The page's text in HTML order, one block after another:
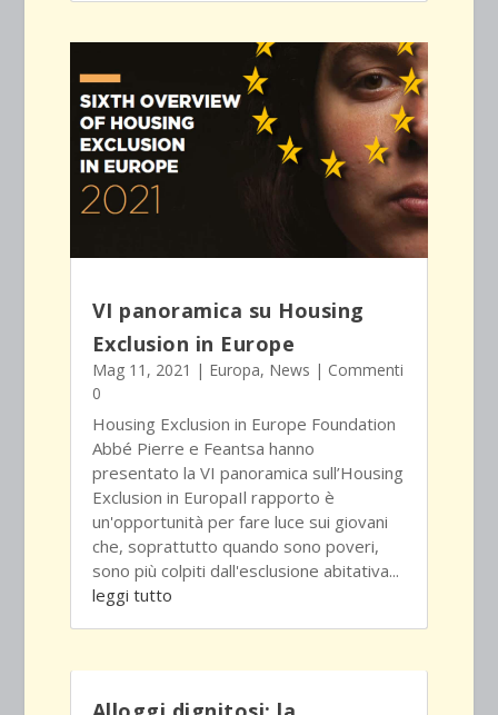
VI panoramica su Housing
Exclusion in Europe
Mag 11, 2021 | Europa, News | Commenti
0
Housing Exclusion in Europe Foundation
Abbé Pierre e Feantsa hanno
presentato la VI panoramica sull’Housing
Exclusion in EuropaIl rapporto è
un'opportunità per fare luce sui giovani
che, soprattutto quando sono poveri,
sono più colpiti dall'esclusione abitativa...
leggi tutto